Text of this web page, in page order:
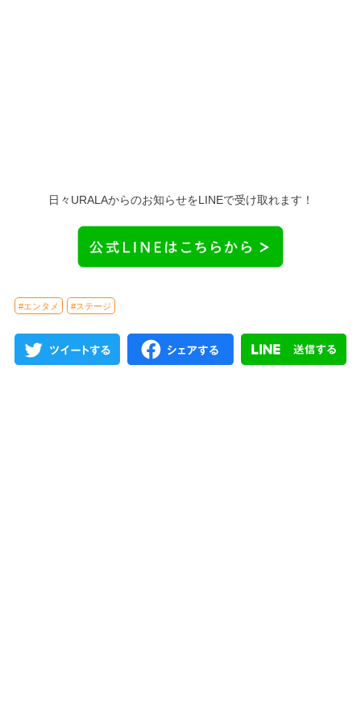
日々URALAからのお知らせをLINEで受け取れます！
#エンタメ #ステージ